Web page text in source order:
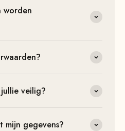
worden
veilig?
gegevens?